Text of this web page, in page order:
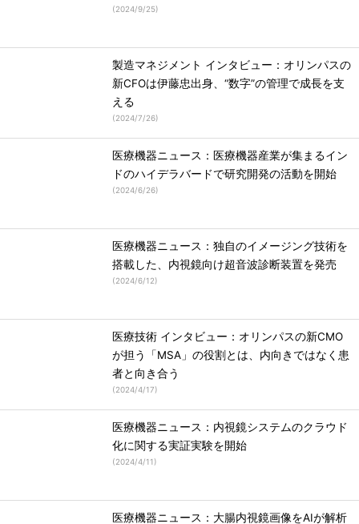
(2024/9/25)
製造マネジメント インタビュー：オリンパスの
新CFOは伊藤忠出身、“数字”の管理で成長を支
える
(2024/7/26)
医療機器ニュース：医療機器産業が集まるイン
ドのハイデラバードで研究開発の活動を開始
(2024/6/26)
医療機器ニュース：独自のイメージング技術を
搭載した、内視鏡向け超音波診断装置を発売
(2024/6/12)
医療技術 インタビュー：オリンパスの新CMO
が担う「MSA」の役割とは、内向きではなく患
者と向き合う
(2024/4/17)
医療機器ニュース：内視鏡システムのクラウド
化に関する実証実験を開始
(2024/4/11)
医療機器ニュース：大腸内視鏡画像をAIが解析